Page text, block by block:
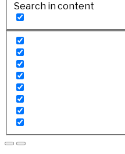
Search in content